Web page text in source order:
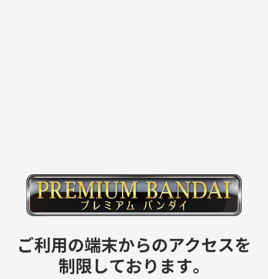
ご利用の端末からのアクセスを
制限しております。